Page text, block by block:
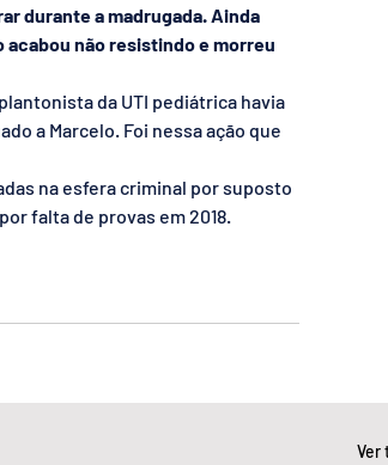
durante a madrugada. Ainda
não resistindo e morreu
da UTI pediátrica havia
a Marcelo. Foi nessa ação que
na esfera criminal por suposto
falta de provas em 2018.
Ver